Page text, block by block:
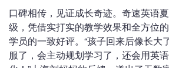
口碑相传，见证成长奇迹。奇速英语
级，凭借实打实的教学效果和全方位
学员的一致好评。“孩子回来后像长大
服了，会主动规划学习了，还会用英